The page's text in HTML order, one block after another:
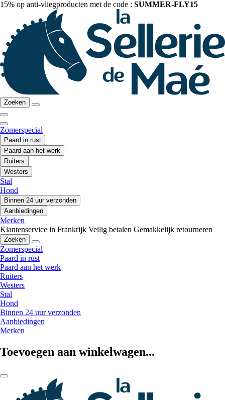
15% op anti-vliegproducten met de code : SUMMER-FLY15
Zoeken
Zomerspecial
Paard in rust
Paard aan het werk
Ruiters
Westers
Stal
Hond
Binnen 24 uur verzonden
Aanbiedingen
Merken
Klantenservice in Frankrijk Veilig betalen Gemakkelijk retourneren
Zoeken
Zomerspecial
Paard in rust
Paard aan het werk
Ruiters
Westers
Stal
Hond
Binnen 24 uur verzonden
Aanbiedingen
Merken
Toevoegen aan winkelwagen...